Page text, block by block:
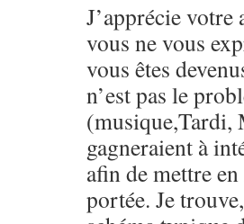
J’apprécie
vous ne vous
vous êtes
n’est pas le
(musique,Tardi,
gagneraient à
afin de mettre
portée. Je